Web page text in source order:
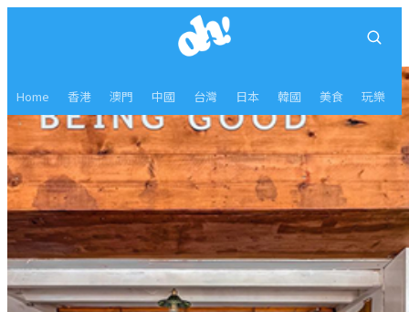
Home 香港 澳門 中國 台灣 日本 韓國 美食 玩樂